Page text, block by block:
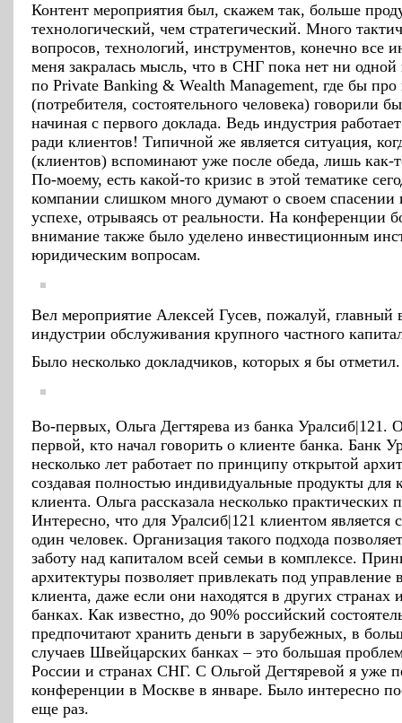
Контент мероприятия был, скажем так, больше
технологический, чем стратегический. Много
вопросов, технологий, инструментов, конечно все
меня закралась мысль, что в СНГ пока нет ни
по Private Banking & Wealth Management, где бы про
(потребителя, состоятельного человека) говорили
начиная с первого доклада. Ведь индустрия
ради клиентов! Типичной же является ситуация,
(клиентов) вспоминают уже после обеда, лишь как-
По-моему, есть какой-то кризис в этой тематике
компании слишком много думают о своем спасении
успехе, отрываясь от реальности. На конференции
внимание также было уделено инвестиционным
юридическим вопросам.
Вел мероприятие Алексей Гусев, пожалуй, главный
индустрии обслуживания крупного частного
Было несколько докладчиков, которых я бы отметил.
Во-первых, Ольга Дегтярева из банка Уралсиб|121.
первой, кто начал говорить о клиенте банка. Банк
несколько лет работает по принципу открытой
создавая полностью индивидуальные продукты для
клиента. Ольга рассказала несколько практических
Интересно, что для Уралсиб|121 клиентом является
один человек. Организация такого подхода
заботу над капиталом всей семьи в комплексе.
архитектуры позволяет привлекать под управление
клиента, даже если они находятся в других странах
банках. Как известно, до 90% российский
предпочитают хранить деньги в зарубежных, в
случаев Швейцарских банках – это большая
России и странах СНГ. С Ольгой Дегтяревой я уже
конференции в Москве в январе. Было интересно
еще раз.